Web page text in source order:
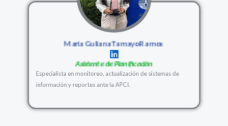
Maria Guliana Tamayo Ramos
Asistente de Planificación
Especialista en monitoreo, actualización de sistemas de